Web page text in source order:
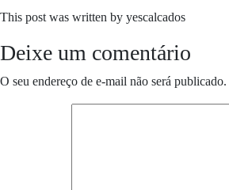
This post was written by yescalcados
Deixe um comentário
O seu endereço de e-mail não será publicado.